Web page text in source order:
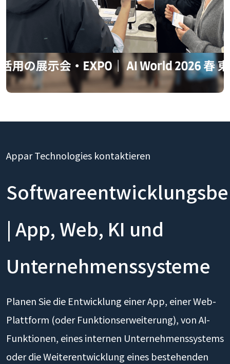
Appar Technologies kontaktieren
| App, Web, KI und
Unternehmenssysteme
Planen Sie die Entwicklung einer App, einer Web-
Plattform (oder Funktionserweiterung), von AI-
Funktionen, eines internen Unternehmenssystems
oder die Weiterentwicklung eines bestehenden